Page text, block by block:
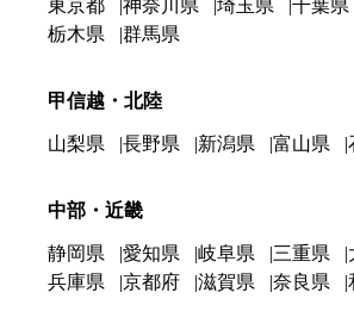
東京都 神奈川県 埼玉県 千葉県
栃木県
群馬県
甲信越・北陸
山梨県 長野県 新潟県 富山県
中部・近畿
静岡県 愛知県 岐阜県 三重県
兵庫県
京都府 滋賀県 奈良県